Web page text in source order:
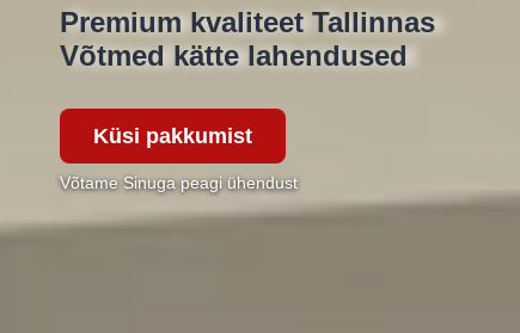
Premium kvaliteet Tallinnas
Võtmed kätte lahendused
Küsi pakkumist
Võtame Sinuga peagi ühendust